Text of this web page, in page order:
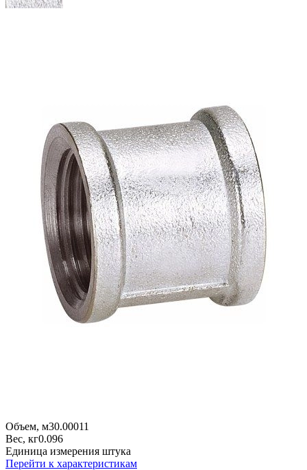
Объем, м30.00011
Вес, кг0.096
Единица измерения штука
Перейти к характеристикам